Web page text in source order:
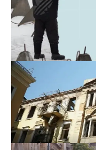
Полковник ВСУ
новое наступление
27-07-2026 в 11:19
ВИБОР РЕДАКЦИИ